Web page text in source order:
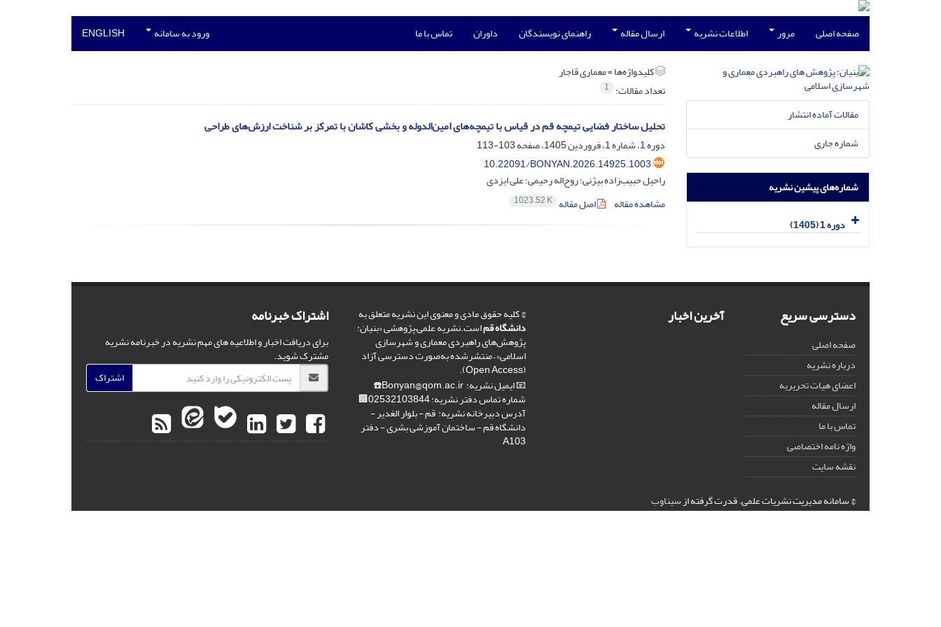
صفحه اصلی مرور اطلاعات نشریه ارسال مقاله راهنمای نویسندگان داوران تماس با ما ورود به سامانه ENGLISH
کلیدواژه‌ها =معماری قاجار
تعداد مقالات: 1
تحلیل ساختار فضایی تیمچه قم در قیاس با تیمچه‌های امین‌الدوله و بخشی کاشان با تمرکز بر شناخت ارزش‌های طراحی
دوره 1، شماره 1، فروردین 1405، صفحه
103-113
10.22091/BONYAN.2026.14925.1003
راحیل حبیب‌زاده بیژنی؛ روح‌اله رحیمی؛ علی ایزدی
مشاهده مقاله
اصل مقاله 1023.52 K
مقالات آماده انتشار
شماره جاری
شماره‌های پیشین نشریه
دوره 1 (1405)
دسترسی سریع
صفحه اصلی
درباره نشریه
اعضای هیات تحریریه
ارسال مقاله
تماس با ما
واژه نامه اختصاصی
نقشه سایت
آخرین اخبار © کلیه حقوق مادی و معنوی این نشریه متعلق به
دانشگاه قماست.نشریه علمی–پژوهشی «بنیان:
پژوهش‌های راهبردی معماری و شهرسازی
اسلامی» – منتشرشده به‌صورت دسترسی آزاد
(Open Access).
📧 ایمیل نشریه: Bonyan@qom.ac.ir☎️
شماره تماس دفتر نشریه: 02532103844🏢
آدرس دبیرخانه نشریه: قم - بلوار الغدیر -
دانشگاه قم - ساختمان آموزشی بشری - دفتر
A103
اشتراک خبرنامه
برای دریافت اخبار و اطلاعیه های مهم نشریه در خبرنامه نشریه
مشترک شوید.
اشتراک
© سامانه مدیریت نشریات علمی.قدرت گرفته ازسیناوب